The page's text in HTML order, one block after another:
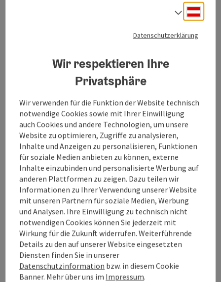
Erleben Sie einen unvergesslichen Konzertabend
voller Musik, Emotionen und besonderer Atmosphäre.
beeindruckende Live-Performances und ein
abwechslungsreiches Programm, das
Musikliebhaber:innen begeistert. Genießen Sie einen
bleibt.
Kontakt
Veranstaltungsort
Anreise/Lage
Preise
Eignung
Datenschutzerklärung
Wir respektieren Ihre
Privatsphäre
Wir verwenden für die Funktion der Website technisch
notwendige Cookies sowie mit Ihrer Einwilligung
auch Cookies und andere Technologien, um unsere
Website zu optimieren, Zugriffe zu analysieren,
Inhalte und Anzeigen zu personalisieren, Funktionen
für soziale Medien anbieten zu können, externe
Inhalte einzubinden und personalisierte Werbung auf
anderen Plattformen zu zeigen. Dazu teilen wir
Informationen zu Ihrer Verwendung unserer Website
mit unseren Partnern für soziale Medien, Werbung
und Analysen. Ihre Einwilligung zu technisch nicht
notwendigen Cookies können Sie jederzeit mit
Wirkung für die Zukunft widerrufen. Weiterführende
Details zu den auf unserer Website eingesetzten
Diensten finden Sie in unserer
Datenschutzinformation bzw. in diesem Cookie
Banner. Mehr über uns im Impressum.